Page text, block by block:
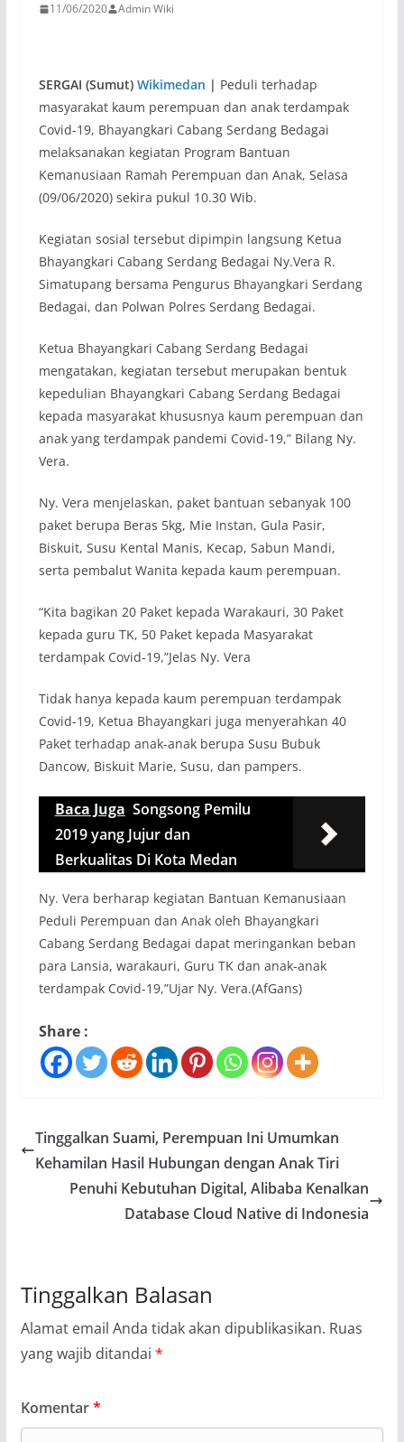
11/06/2020 Admin Wiki
SERGAI (Sumut) Wikimedan | Peduli terhadap
masyarakat kaum perempuan dan anak terdampak
Covid-19, Bhayangkari Cabang Serdang Bedagai
melaksanakan kegiatan Program Bantuan
Kemanusiaan Ramah Perempuan dan Anak, Selasa
(09/06/2020) sekira pukul 10.30 Wib.
Kegiatan sosial tersebut dipimpin langsung Ketua
Bhayangkari Cabang Serdang Bedagai Ny.Vera R.
Simatupang bersama Pengurus Bhayangkari Serdang
Bedagai, dan Polwan Polres Serdang Bedagai.
Ketua Bhayangkari Cabang Serdang Bedagai
mengatakan, kegiatan tersebut merupakan bentuk
kepedulian Bhayangkari Cabang Serdang Bedagai
kepada masyarakat khususnya kaum perempuan dan
anak yang terdampak pandemi Covid-19,” Bilang Ny.
Vera.
Ny. Vera menjelaskan, paket bantuan sebanyak 100
paket berupa Beras 5kg, Mie Instan, Gula Pasir,
Biskuit, Susu Kental Manis, Kecap, Sabun Mandi,
serta pembalut Wanita kepada kaum perempuan.
“Kita bagikan 20 Paket kepada Warakauri, 30 Paket
kepada guru TK, 50 Paket kepada Masyarakat
terdampak Covid-19,”Jelas Ny. Vera
Tidak hanya kepada kaum perempuan terdampak
Covid-19, Ketua Bhayangkari juga menyerahkan 40
Paket terhadap anak-anak berupa Susu Bubuk
Dancow, Biskuit Marie, Susu, dan pampers.
Baca Juga Songsong Pemilu
2019 yang Jujur dan
Berkualitas Di Kota Medan
Ny. Vera berharap kegiatan Bantuan Kemanusiaan
Peduli Perempuan dan Anak oleh Bhayangkari
Cabang Serdang Bedagai dapat meringankan beban
para Lansia, warakauri, Guru TK dan anak-anak
terdampak Covid-19,”Ujar Ny. Vera.(AfGans)
Share :
Tinggalkan Suami, Perempuan Ini Umumkan
Kehamilan Hasil Hubungan dengan Anak Tiri
Penuhi Kebutuhan Digital, Alibaba Kenalkan
Database Cloud Native di Indonesia
Tinggalkan Balasan
Alamat email Anda tidak akan dipublikasikan. Ruas
yang wajib ditandai *
Komentar*